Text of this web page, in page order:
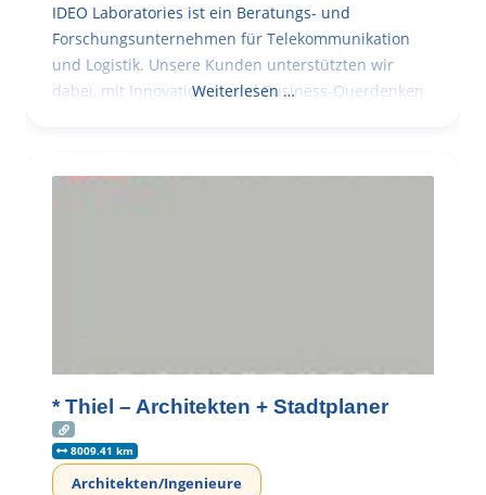
IDEO Laboratories ist ein Beratungs- und
Forschungsunternehmen für Telekommunikation
und Logistik. Unsere Kunden unterstützten wir
dabei, mit Innovationen und Business-Querdenken
Weiterlesen …
* Thiel – Architekten + Stadtplaner
8009.41 km
Architekten/Ingenieure